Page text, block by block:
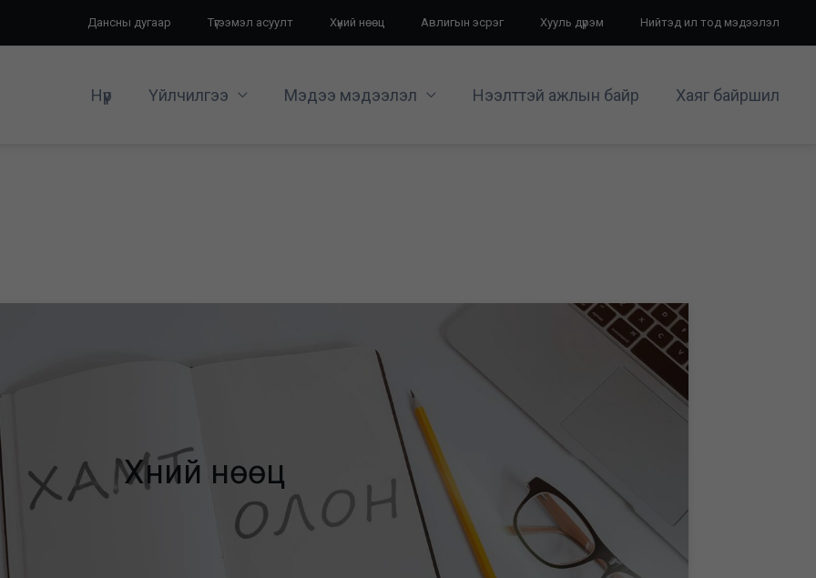
Дансны дугаар Түгээмэл асуулт Хүний нөөц Авлигын эсрэг Хууль дүрэм Нийтэд ил тод мэдээлэл
Нүүр Үйлчилгээ Мэдээ мэдээлэл Нээлттэй ажлын байр Хаяг байршил
Хүний нөөц